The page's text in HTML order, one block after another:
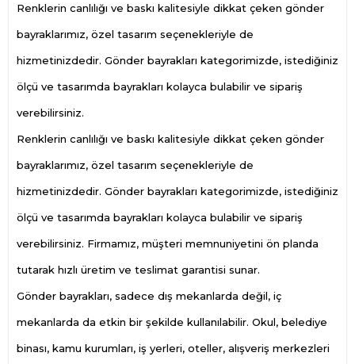
Renklerin canlılığı ve baskı kalitesiyle dikkat çeken gönder
bayraklarımız, özel tasarım seçenekleriyle de
hizmetinizdedir. Gönder bayrakları kategorimizde, istediğiniz
ölçü ve tasarımda bayrakları kolayca bulabilir ve sipariş
verebilirsiniz.
Renklerin canlılığı ve baskı kalitesiyle dikkat çeken gönder
bayraklarımız, özel tasarım seçenekleriyle de
hizmetinizdedir. Gönder bayrakları kategorimizde, istediğiniz
ölçü ve tasarımda bayrakları kolayca bulabilir ve sipariş
verebilirsiniz. Firmamız, müşteri memnuniyetini ön planda
tutarak hızlı üretim ve teslimat garantisi sunar.
Gönder bayrakları, sadece dış mekanlarda değil, iç
mekanlarda da etkin bir şekilde kullanılabilir. Okul, belediye
binası, kamu kurumları, iş yerleri, oteller, alışveriş merkezleri